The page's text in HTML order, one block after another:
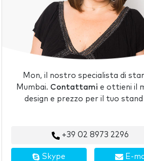
Mon, il nostro specialista di
Mumbai. Contattami e ottieni il
design e prezzo per il tuo stand
+39 02 8973 2296
Skype E-